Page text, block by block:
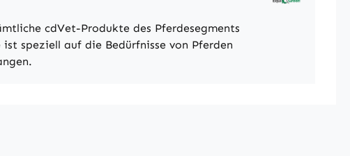
cdVet-Produkte des Pferdesegments
speziell auf die Bedürfnisse von Pferden